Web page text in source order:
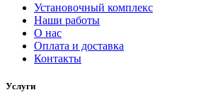
Установочный комплекс
Наши работы
О нас
Оплата и доставка
Контакты
Услуги